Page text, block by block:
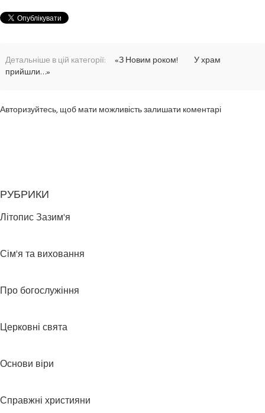
Детальніше в цій категорії: «З Новим роком!
У храм
прийшли…»
Авторизуйтесь, щоб мати можливість залишати коментарі
РУБРИКИ
Літопис Зазим'я
Сім'я та виховання
Про богослужіння
Церковні свята
Основи віри
Справжні християни